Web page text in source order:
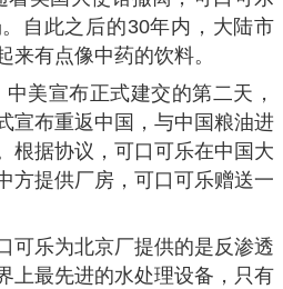
自此之后的30年内，大陆市
来有点像中药的饮料。
美宣布正式建交的第二天，
宣布重返中国，与中国粮油进
根据协议，可口可乐在中国大
方提供厂房，可口可乐赠送一
可乐为北京厂提供的是反渗透
上最先进的水处理设备，只有